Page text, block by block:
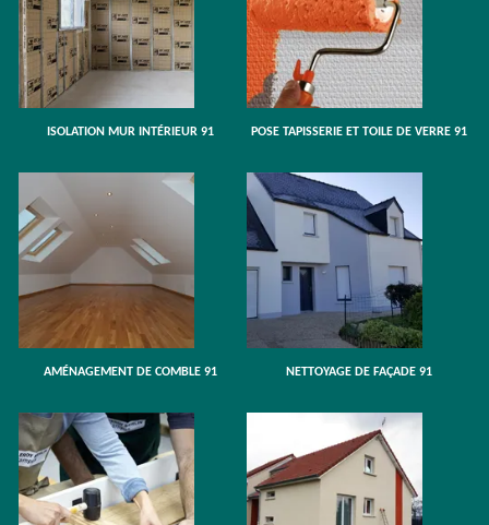
ISOLATION MUR INTÉRIEUR 91 POSE TAPISSERIE ET TOILE DE VERRE 91
AMÉNAGEMENT DE COMBLE 91 NETTOYAGE DE FAÇADE 91